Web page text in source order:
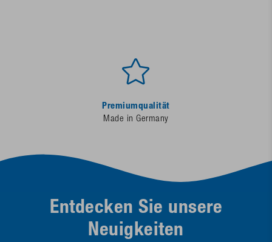
Premiumqualität
Made in Germany
Entdecken Sie unsere
Neuigkeiten